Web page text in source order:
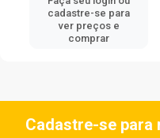
cadastre-se para
ver preços e
comprar
Cadastre-se para